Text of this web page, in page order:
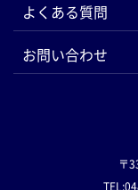
よくある質問
お問い合わせ
〒